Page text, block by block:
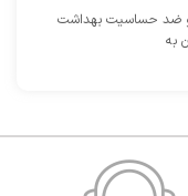
و ضد حساسیت بهداشت
به